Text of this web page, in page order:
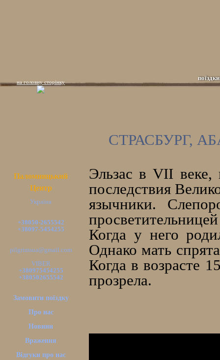
поїздки
на головну сторінку
Паломницький
Центр
Україна
+38050-2655542
+38097-5454255
pilgrimsua@gmail.com
VIBER
+380975454255
+380502655542
Замовити поїздку
Про нас
Новини
Враження
Відгуки про нас
СТРАСБУРГ,
Эльзас в VII веке,
последствия
язычники.
Когда у него
Однако мать
Когда в возрасте
прозрела.